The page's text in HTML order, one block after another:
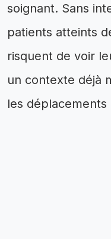
soignant. Sans
patients atteints
risquent de voir
un contexte déjà
les